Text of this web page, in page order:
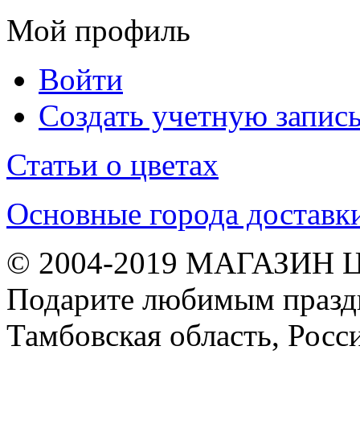
Мой профиль
Войти
Создать учетную
Статьи о цветах
Основные города
© 2004-2019 МАГАЗИН
Подарите любимым
Тамбовская область,